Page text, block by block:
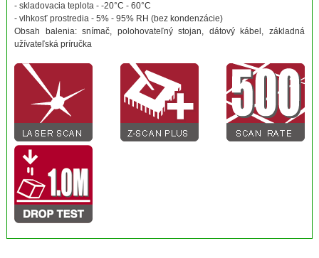
- skladovacia teplota - -20°C - 60°C
- vlhkosť prostredia - 5% - 95% RH (bez kondenzácie)
Obsah balenia: snímač, polohovateľný stojan, dátový kábel, základná
užívateľská príručka